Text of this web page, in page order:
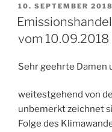
VERÖFFENTLICHT
AM
10. SEPTEMBER 2018
vom 10.09.2018
Sehr geehrte Damen
weitestgehend von
unbemerkt zeichnet
Folge des